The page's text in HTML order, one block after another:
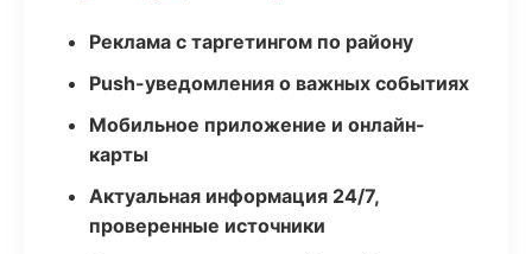
Реклама с таргетингом по району
Push-уведомления о важных событиях
Мобильное приложение и онлайн-
карты
Актуальная информация 24/7,
проверенные источники